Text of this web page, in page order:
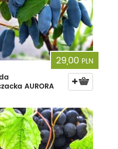
29,00 PLN
AURORA